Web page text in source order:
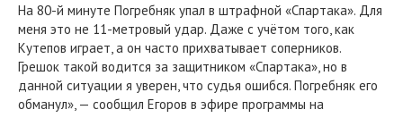
На 80-й минуте Погребняк упал в штрафной «Спартака». Для
меня это не 11-метровый удар. Даже с учётом того, как
Кутепов играет, а он часто прихватывает соперников.
Грешок такой водится за защитником «Спартака», но в
данной ситуации я уверен, что судья ошибся. Погребняк его
обманул», — сообщил Егоров в эфире программы на